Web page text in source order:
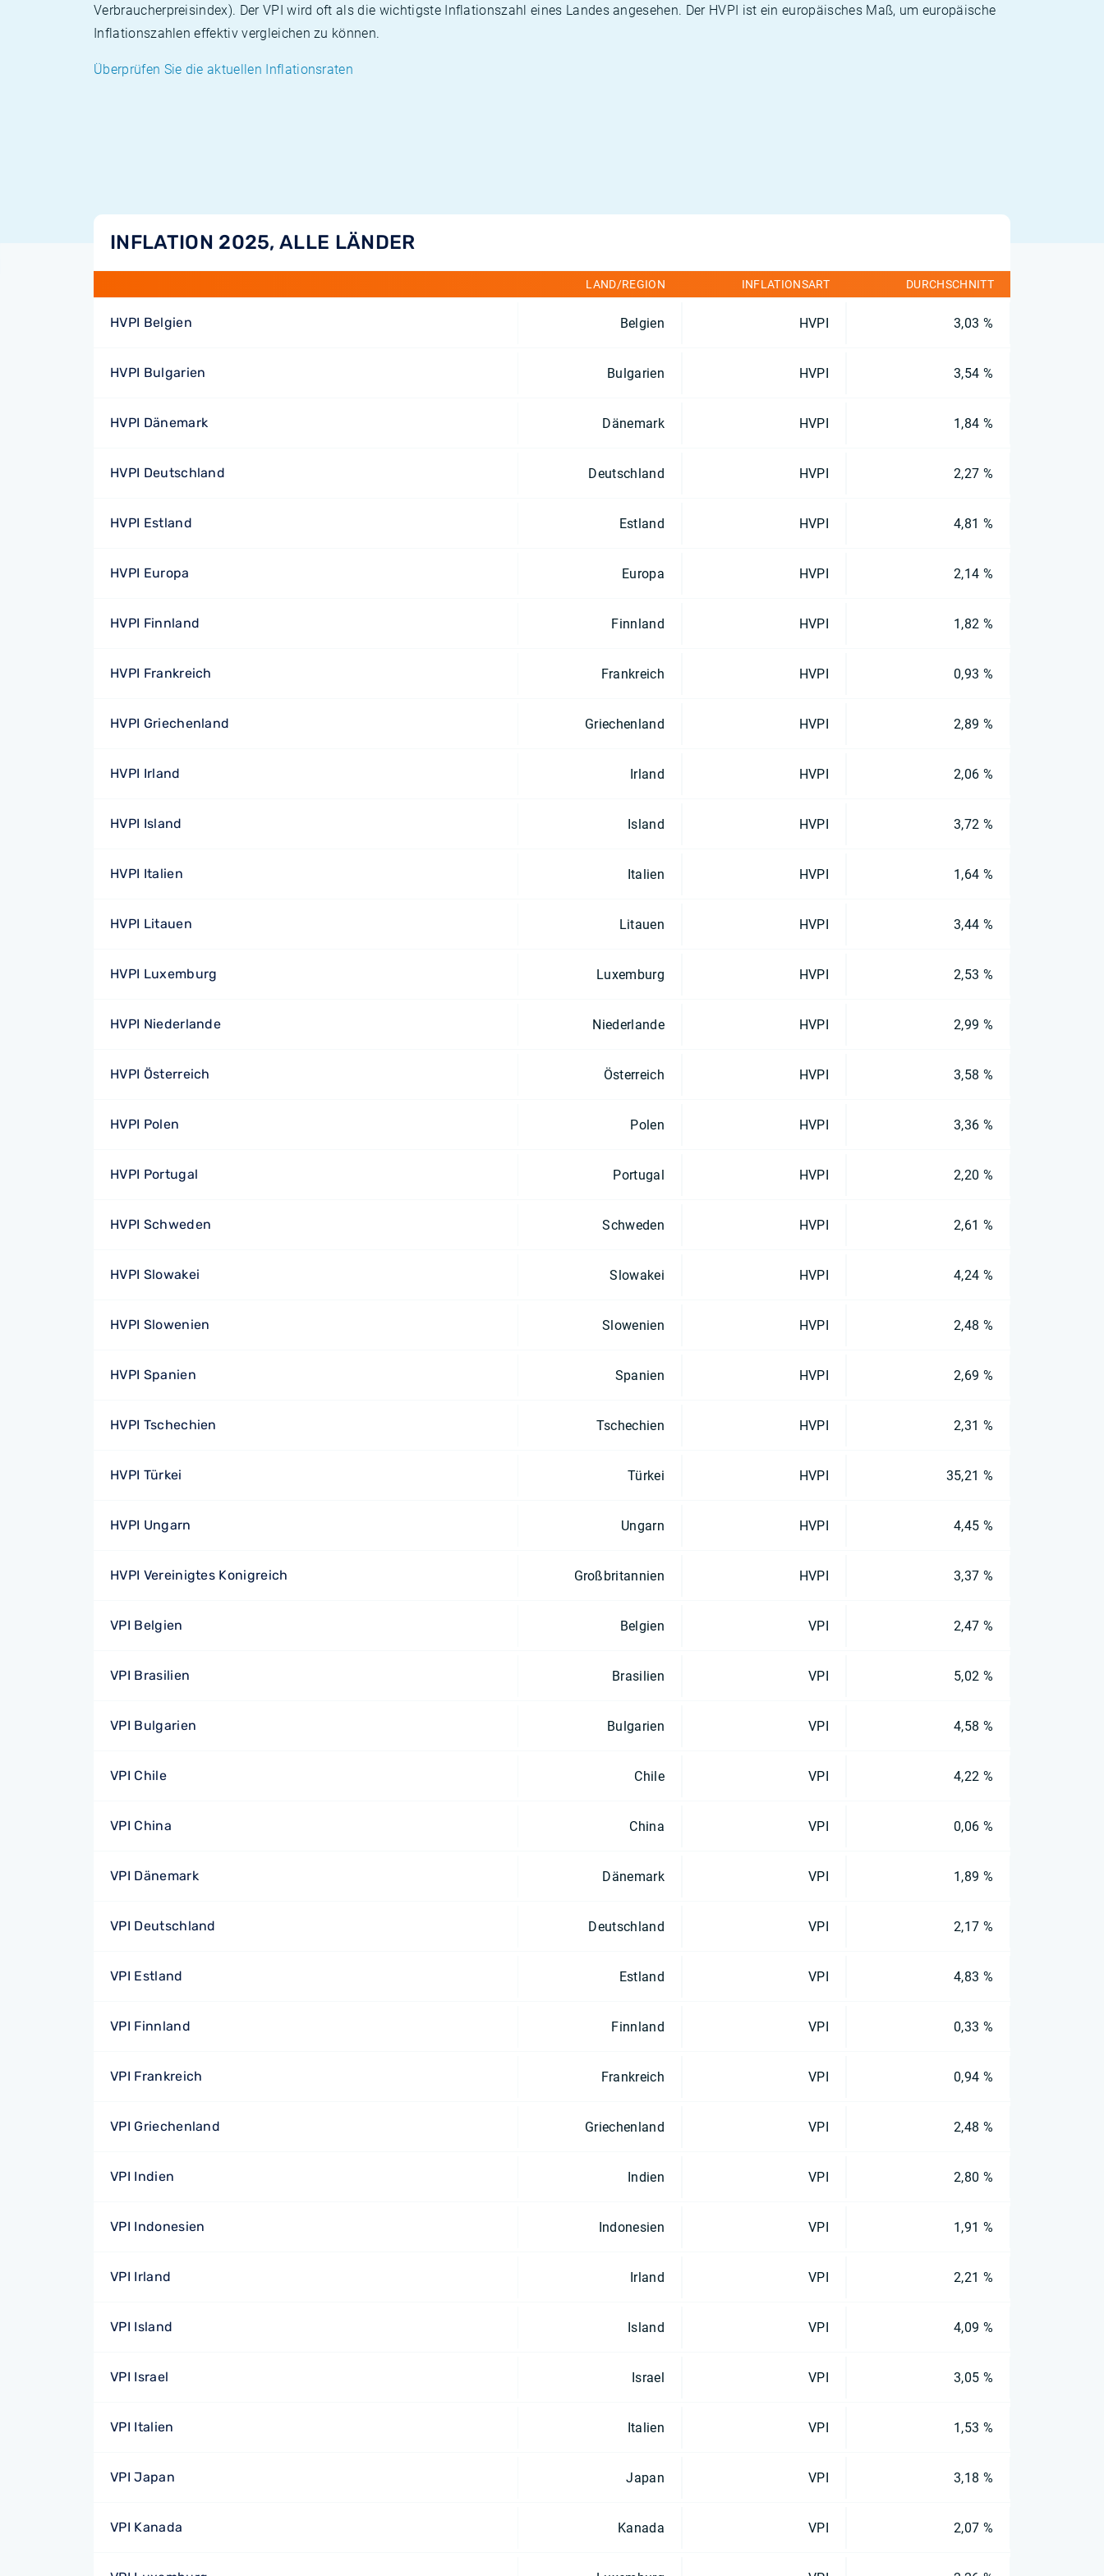
Verbraucherpreisindex). Der VPI wird oft als die wichtigste Inflationszahl eines Landes angesehen. Der HVPI ist ein europäisches Maß, um europäische
Inflationszahlen effektiv vergleichen zu können.
Überprüfen Sie die aktuellen Inflationsraten
INFLATION 2025, ALLE LÄNDER
LAND/REGION INFLATIONSART DURCHSCHNITT
HVPI Belgien Belgien HVPI 3,03 %
HVPI Bulgarien Bulgarien HVPI 3,54 %
HVPI Dänemark Dänemark HVPI 1,84 %
HVPI Deutschland Deutschland HVPI 2,27 %
HVPI Estland Estland HVPI 4,81 %
HVPI Europa Europa HVPI 2,14 %
HVPI Finnland Finnland HVPI 1,82 %
HVPI Frankreich Frankreich HVPI 0,93 %
HVPI Griechenland Griechenland HVPI 2,89 %
HVPI Irland Irland HVPI 2,06 %
HVPI Island Island HVPI 3,72 %
HVPI Italien Italien HVPI 1,64 %
HVPI Litauen Litauen HVPI 3,44 %
HVPI Luxemburg Luxemburg HVPI 2,53 %
HVPI Niederlande Niederlande HVPI 2,99 %
HVPI Österreich Österreich HVPI 3,58 %
HVPI Polen Polen HVPI 3,36 %
HVPI Portugal Portugal HVPI 2,20 %
HVPI Schweden Schweden HVPI 2,61 %
HVPI Slowakei Slowakei HVPI 4,24 %
HVPI Slowenien Slowenien HVPI 2,48 %
HVPI Spanien Spanien HVPI 2,69 %
HVPI Tschechien Tschechien HVPI 2,31 %
HVPI Türkei Türkei HVPI 35,21 %
HVPI Ungarn Ungarn HVPI 4,45 %
HVPI Vereinigtes Konigreich Großbritannien HVPI 3,37 %
VPI Belgien Belgien VPI 2,47 %
VPI Brasilien Brasilien VPI 5,02 %
VPI Bulgarien Bulgarien VPI 4,58 %
VPI Chile Chile VPI 4,22 %
VPI China China VPI 0,06 %
VPI Dänemark Dänemark VPI 1,89 %
VPI Deutschland Deutschland VPI 2,17 %
VPI Estland Estland VPI 4,83 %
VPI Finnland Finnland VPI 0,33 %
VPI Frankreich Frankreich VPI 0,94 %
VPI Griechenland Griechenland VPI 2,48 %
VPI Indien Indien VPI 2,80 %
VPI Indonesien Indonesien VPI 1,91 %
VPI Irland Irland VPI 2,21 %
VPI Island Island VPI 4,09 %
VPI Israel Israel VPI 3,05 %
VPI Italien Italien VPI 1,53 %
VPI Japan Japan VPI 3,18 %
VPI Kanada Kanada VPI 2,07 %